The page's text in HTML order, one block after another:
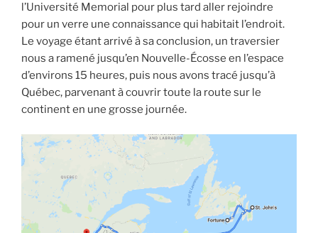
l’Université Memorial pour plus tard aller rejoindre
pour un verre une connaissance qui habitait l’endroit.
Le voyage étant arrivé à sa conclusion, un traversier
nous a ramené jusqu’en Nouvelle-Écosse en l’espace
d’environs 15 heures, puis nous avons tracé jusqu’à
Québec, parvenant à couvrir toute la route sur le
continent en une grosse journée.